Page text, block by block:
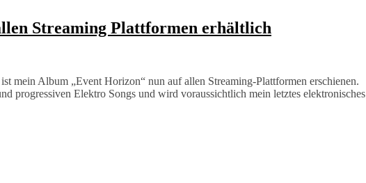
Streaming Plattformen erhältlich
mein Album „Event Horizon“ nun auf allen Streaming-Plattformen erschienen.
progressiven Elektro Songs und wird voraussichtlich mein letztes elektronisches